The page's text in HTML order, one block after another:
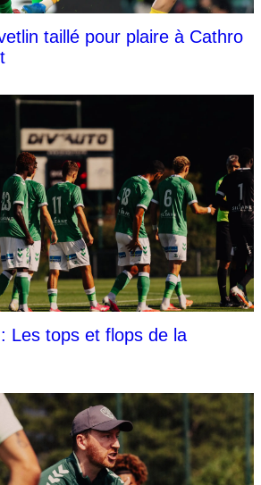
taillé pour plaire à Cathro
Les tops et flops de la